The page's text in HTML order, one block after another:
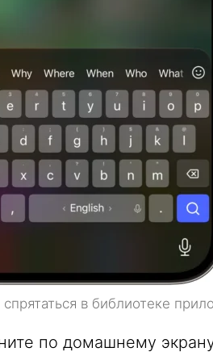
спрятаться в библиотеке
по домашнему